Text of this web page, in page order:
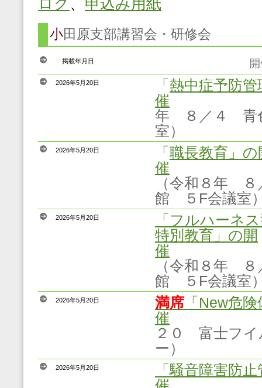
ログ、 申込み用紙
小田原支部講習会・研修会
掲載年月日 開催講習
2026年5月20日 「 熱中症予防
催
年 ８／４ 青
室）
2026年5月20日 「 職長教育」の
催
（令和８年 ８
館 ５F会議室
2026年5月20日
「フルハーネ
特別教育」の開
催
（令和８年 ８
館 ５F会議室
2026年5月20日 満席 「New危
催
２０ 富士フイ
ー）
2026年5月20日
「騒音障害防